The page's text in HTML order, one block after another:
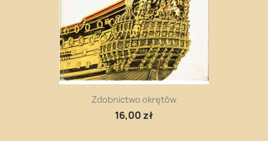
Zdobnictwo okrętów
16,00 zł